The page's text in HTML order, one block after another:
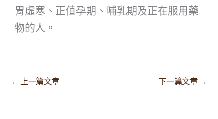
胃虛寒、正值孕期、哺乳期及正在服用藥
物的人。
← 上一篇文章 下一篇文章 →